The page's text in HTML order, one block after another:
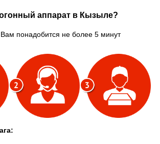
аппарат в Кызыле?
понадобится не более 5 минут